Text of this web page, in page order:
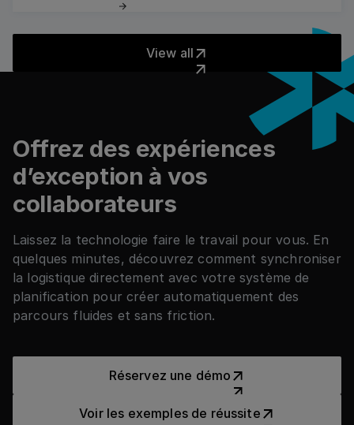
View all
Offrez des expériences
d’exception à vos
collaborateurs
Laissez la technologie faire le travail pour vous. En
quelques minutes, découvrez comment synchroniser
la logistique directement avec votre système de
planification pour créer automatiquement des
parcours fluides et sans friction.
Réservez une démo
Voir les exemples de
Voir les exemples de réussite